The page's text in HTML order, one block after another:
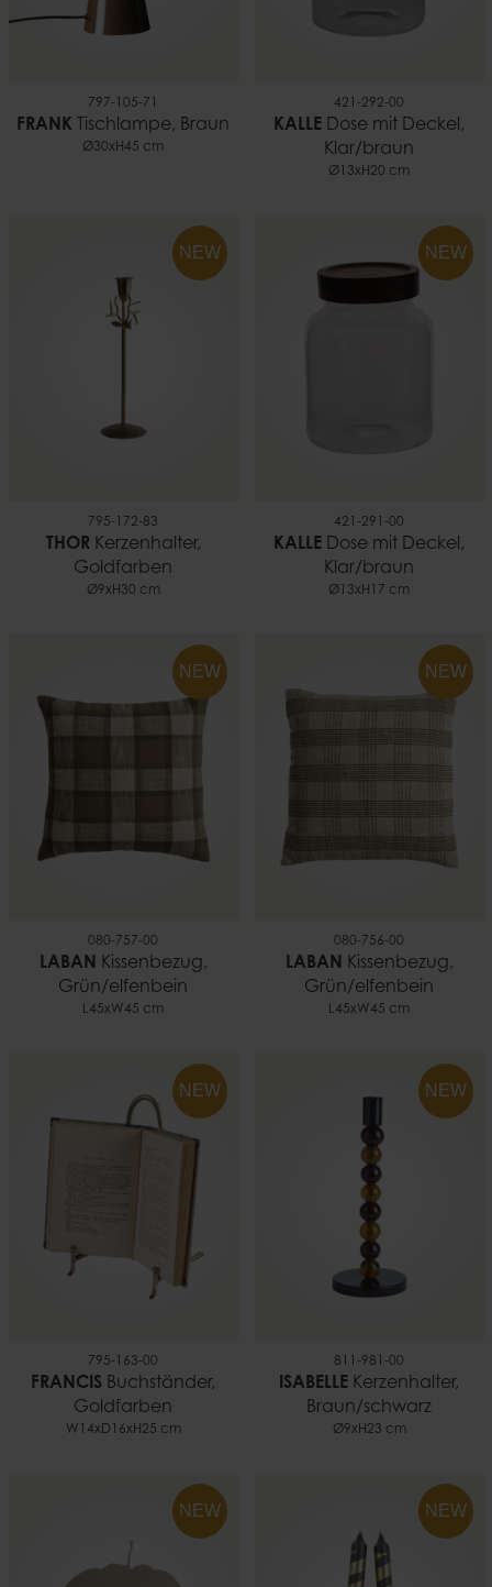
797-105-71
FRANK Tischlampe, Braun
Ø30xH45 cm
421-292-00
KALLE Dose mit Deckel,
Klar/braun
Ø13xH20 cm
NEW
795-172-83
THORKerzenhalter,
Goldfarben
Ø9xH30 cm
NEW
421-291-00
KALLE Dose mit Deckel,
Klar/braun
Ø13xH17 cm
NEW
080-757-00
LABAN Kissenbezug,
Grün/elfenbein
L45xW45 cm
NEW
080-756-00
LABAN Kissenbezug,
Grün/elfenbein
L45xW45 cm
NEW
795-163-00
FRANCIS Buchständer,
Goldfarben
W14xD16xH25 cm
NEW
811-981-00
ISABELLE Kerzenhalter,
Braun/schwarz
Ø9xH23 cm
NEW NEW